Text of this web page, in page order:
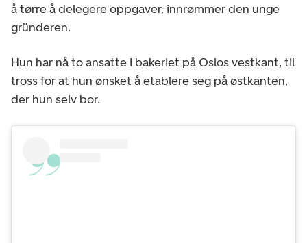
å tørre å delegere oppgaver, innrømmer den unge
gründeren.
Hun har nå to ansatte i bakeriet på Oslos vestkant, til
tross for at hun ønsket å etablere seg på østkanten,
der hun selv bor.